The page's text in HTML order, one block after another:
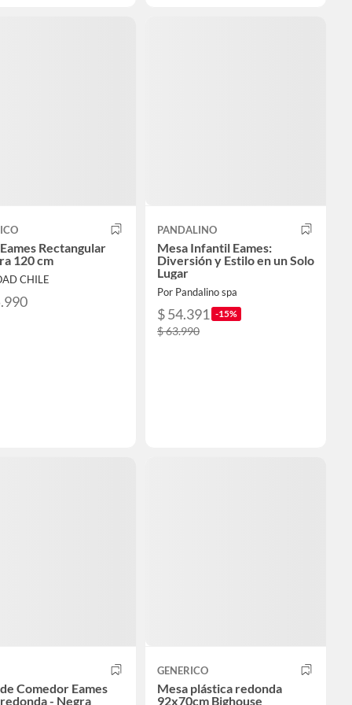
Rectangular
120 cm
CHILE
PANDALINO
Mesa Infantil Eames:
Diversión y Estilo en un Solo
Lugar
Por Pandalino spa
$ 54.391 -15%
$ 63.990
Comedor Eames
- Negra
GENERICO
Mesa plástica redonda
92x70cm Bighouse